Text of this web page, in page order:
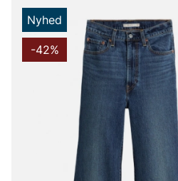
Nyhed
-42%